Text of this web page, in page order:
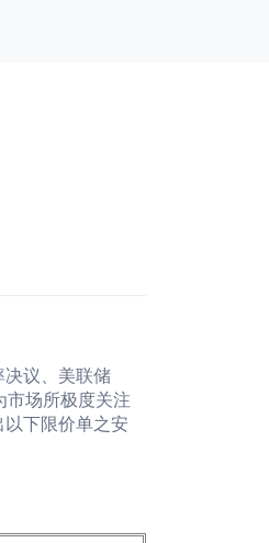
议、美联储
市场所极度关注
下限价单之安